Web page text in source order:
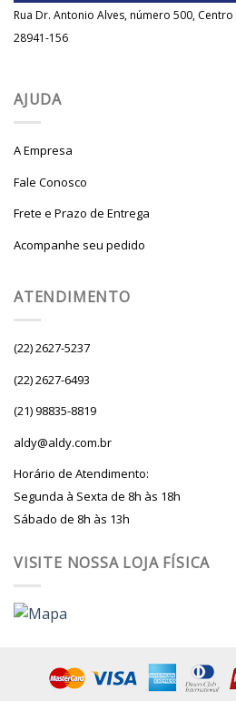
Rua Dr. Antonio Alves, número 500, Centro
28941-156
AJUDA
A Empresa
Fale Conosco
Frete e Prazo de Entrega
Acompanhe seu pedido
ATENDIMENTO
(22) 2627-5237
(22) 2627-6493
(21) 98835-8819
aldy@aldy.com.br
Horário de Atendimento:
Segunda à Sexta de 8h às 18h
Sábado de 8h às 13h
VISITE NOSSA LOJA FÍSICA